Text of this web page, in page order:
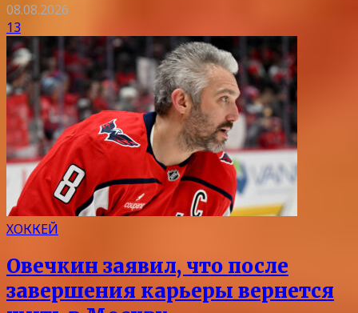
08.08.2026
13
ХОККЕЙ
Овечкин заявил, что после
завершения карьеры вернется